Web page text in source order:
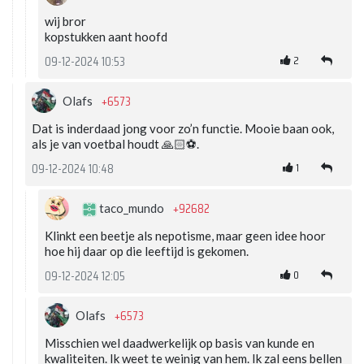
wij bror
kopstukken aant hoofd
09-12-2024 10:53 2
Olafs +6573
Dat is inderdaad jong voor zo’n functie. Mooie baan ook,
als je van voetbal houdt 🙏🏻⚽️.
09-12-2024 10:48 1
taco_mundo +92682
Klinkt een beetje als nepotisme, maar geen idee hoor
hoe hij daar op die leeftijd is gekomen.
09-12-2024 12:05 0
Olafs +6573
Misschien wel daadwerkelijk op basis van kunde en
kwaliteiten. Ik weet te weinig van hem. Ik zal eens bellen